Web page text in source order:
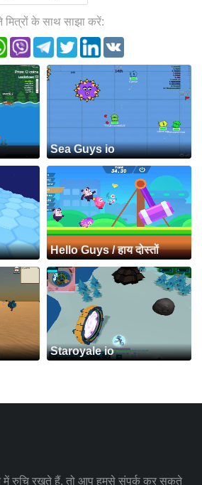
मित्रों के साथ साझा करें:
Sea Guys io
Hello Guys / हाय दोस्तों
Staroyale io
में रुचि रखते हैं, तो आप हमसे संपर्क कर सकते